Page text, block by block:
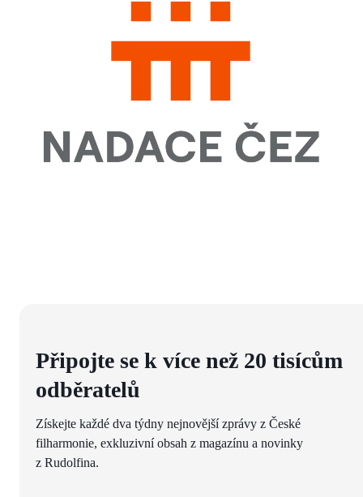
Připojte se k více než 20 tisícům
odběratelů
Získejte každé dva týdny nejnovější zprávy z České
filharmonie, exkluzivní obsah z magazínu a novinky
z Rudolfina.